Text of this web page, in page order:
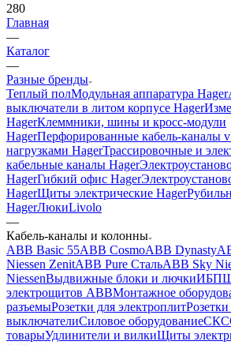
280
Главная
—
Каталог
—
Разные бренды
Теплый полМодульная аппаратура Hager
выключатели в литом корпусе Hager
HagerКлеммники, шины и кросс-модули
HagerПерфорированные кабель-каналы v
нагрузками HagerТрассировочные и
кабельные каналы Hager
HagerГибкий офис Hager
HagerЩиты электрические Hager
HagerЛюкиLivolo
—
Кабель-каналы и колонны
ABB Basic 55ABB CosmoABB Dynasty
Niessen ZenitABB Pure СтальABB Sky
NiessenВыдвижные блоки и лючкиИБП
электрощитов АВВМонтажное
разъемыРозетки для электроплит
выключателиСиловое оборудованиеСКС
товарыУдлинители и вилкиЩиты